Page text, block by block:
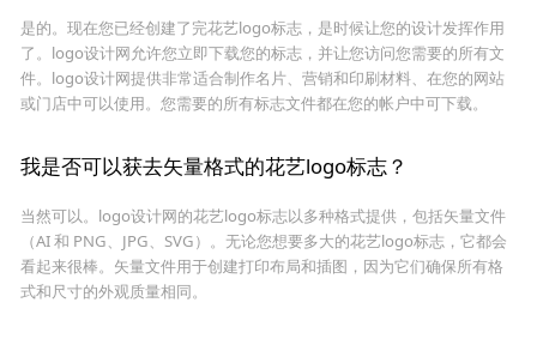
是的。现在您已经创建了完花艺logo标志，是时候让您的设计发挥作用
了。logo设计网允许您立即下载您的标志，并让您访问您需要的所有文
件。logo设计网提供非常适合制作名片、营销和印刷材料、在您的网站
或门店中可以使用。您需要的所有标志文件都在您的帐户中可下载。
我是否可以获去矢量格式的花艺logo标志？
当然可以。logo设计网的花艺logo标志以多种格式提供，包括矢量文件
（AI 和 PNG、JPG、SVG）。无论您想要多大的花艺logo标志，它都会
看起来很棒。矢量文件用于创建打印布局和插图，因为它们确保所有格
式和尺寸的外观质量相同。